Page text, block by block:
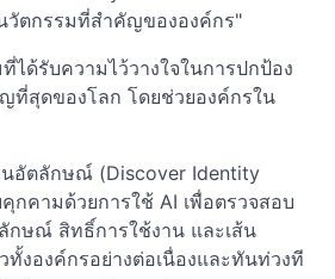
วัตกรรมที่สำคัญขององค์กร"
ได้รับความไว้วางใจในการปกป้อง
ที่สุดของโลก โดยช่วยองค์กรใน
นอัตลักษณ์ (Discover Identity
กคามด้วยการใช้ AI เพื่อตรวจสอบ
กษณ์ สิทธิ์การใช้งาน และเส้น
ทั้งองค์กรอย่างต่อเนื่องและทันท่วงที